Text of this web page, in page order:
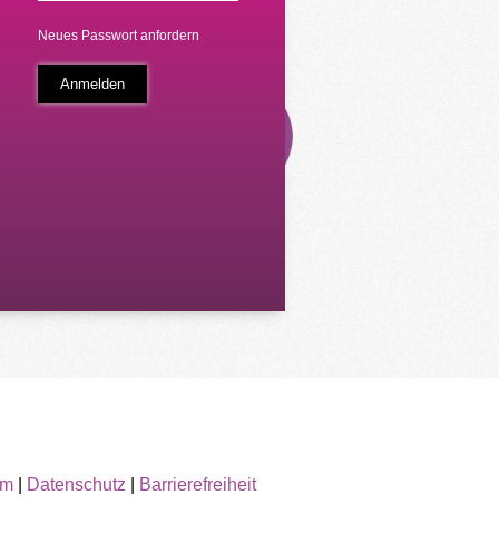
Neues Passwort anfordern
| Datenschutz Barrierefreiheit